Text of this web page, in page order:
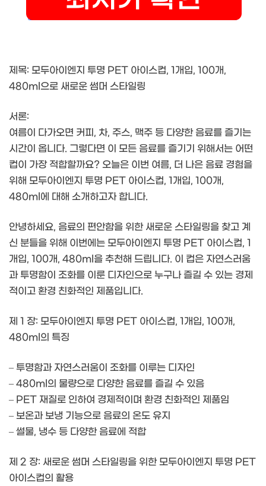
제목: 모두아이엔지 투명 PET 아이스컵, 1개입, 100개,
480ml으로 새로운 썸머 스타일링
서론:
여름이 다가오면 커피, 차, 주스, 맥주 등 다양한 음료를 즐기는
시간이 옵니다. 그렇다면 이 모든 음료를 즐기기 위해서는 어떤
컵이 가장 적합할까요? 오늘은 이번 여름, 더 나은 음료 경험을
위해 모두아이엔지 투명 PET 아이스컵, 1개입, 100개,
480ml에 대해 소개하고자 합니다.
안녕하세요, 음료의 편안함을 위한 새로운 스타일링을 찾고 계
신 분들을 위해 이번에는 모두아이엔지 투명 PET 아이스컵, 1
개입, 100개, 480ml을 추천해 드립니다. 이 컵은 자연스러움
과 투명함이 조화를 이룬 디자인으로 누구나 즐길 수 있는 경제
적이고 환경 친화적인 제품입니다.
제 1 장: 모두아이엔지 투명 PET 아이스컵, 1개입, 100개,
480ml의 특징
– 투명함과 자연스러움이 조화를 이루는 디자인
– 480ml의 물량으로 다양한 음료를 즐길 수 있음
– PET 재질로 인하여 경제적이며 환경 친화적인 제품임
– 보온과 보냉 기능으로 음료의 온도 유지
– 썰물, 냉수 등 다양한 음료에 적합
제 2 장: 새로운 썸머 스타일링을 위한 모두아이엔지 투명 PET
아이스컵의 활용